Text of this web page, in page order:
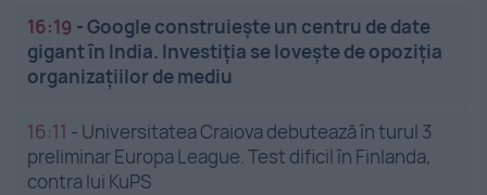
16:19 -Google construiește un centru de date
gigant în India. Investiția se lovește de opoziția
organizațiilor de mediu
16:11 - Universitatea Craiova debutează în turul 3
preliminar Europa League. Test dificil în Finlanda,
contra lui KuPS